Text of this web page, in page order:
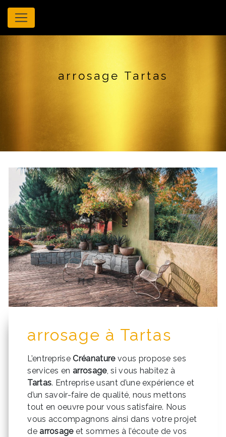
Panneau de gestion des cookies
arrosage Tartas
arrosage à Tartas
L’entrepriseCréanaturevous propose ses
services en arrosage, si vous habitez à
Tartas. Entreprise usant d’une expérience et
d’un savoir-faire de qualité, nous mettons
tout en oeuvre pour vous satisfaire. Nous
vous accompagnons ainsi dans votre projet
de arrosageet sommes à l’écoute de vos